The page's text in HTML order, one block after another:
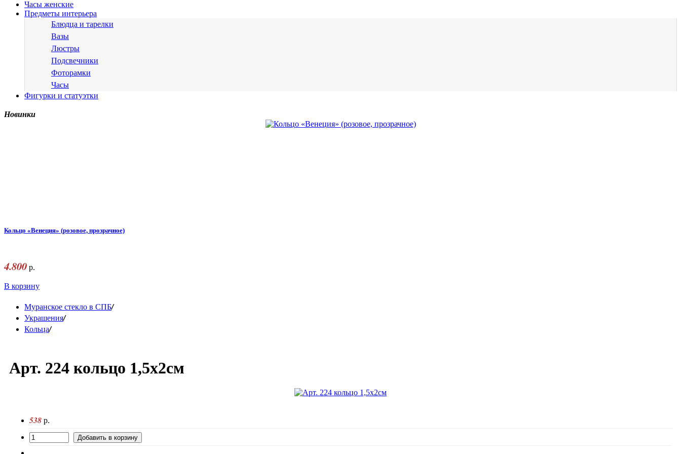
Часы женские
Предметы интерьера
Блюдца и тарелки
Вазы
Люстры
Подсвечники
Фоторамки
Часы
Фигурки и статуэтки
Новинки
Кольцо «Венеция» (розовое, прозрачное)
4.800 р.
В корзину
Муранское стекло в СПБ/
Украшения/
Кольца/
Арт. 224 кольцо 1,5x2см
538 р.